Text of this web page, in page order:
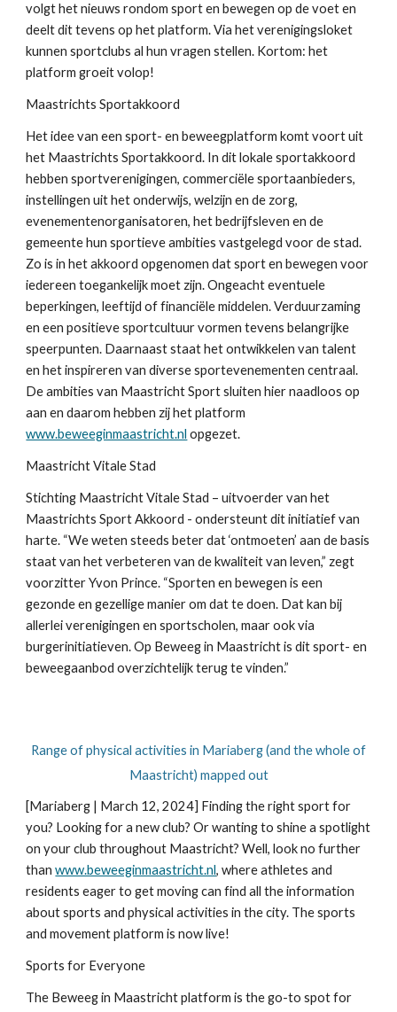
volgt het nieuws rondom sport en bewegen op de voet en
deelt dit tevens op het platform. Via het verenigingsloket
kunnen sportclubs al hun vragen stellen. Kortom: het
platform groeit volop!
Maastrichts Sportakkoord
Het idee van een sport- en beweegplatform komt voort uit
het Maastrichts Sportakkoord. In dit lokale sportakkoord
hebben sportverenigingen, commerciële sportaanbieders,
instellingen uit het onderwijs, welzijn en de zorg,
evenementenorganisatoren, het bedrijfsleven en de
gemeente hun sportieve ambities vastgelegd voor de stad.
Zo is in het akkoord opgenomen dat sport en bewegen voor
iedereen toegankelijk moet zijn. Ongeacht eventuele
beperkingen, leeftijd of financiële middelen. Verduurzaming
en een positieve sportcultuur vormen tevens belangrijke
speerpunten. Daarnaast staat het ontwikkelen van talent
en het inspireren van diverse sportevenementen centraal.
De ambities van Maastricht Sport sluiten hier naadloos op
aan en daarom hebben zij het platform
www.beweeginmaastricht.nl opgezet.
Maastricht Vitale Stad
Stichting Maastricht Vitale Stad – uitvoerder van het
Maastrichts Sport Akkoord - ondersteunt dit initiatief van
harte. “We weten steeds beter dat ‘ontmoeten’ aan de basis
staat van het verbeteren van de kwaliteit van leven,” zegt
voorzitter Yvon Prince. “Sporten en bewegen is een
gezonde en gezellige manier om dat te doen. Dat kan bij
allerlei verenigingen en sportscholen, maar ook via
burgerinitiatieven. Op Beweeg in Maastricht is dit sport- en
beweegaanbod overzichtelijk terug te vinden.”
Range of physical activities in Mariaberg (and the whole of
Maastricht) mapped out
[Mariaberg | March 12, 2024] Finding the right sport for
you? Looking for a new club? Or wanting to shine a spotlight
on your club throughout Maastricht? Well, look no further
thanwww.beweeginmaastricht.nl, where athletes and
residents eager to get moving can find all the information
about sports and physical activities in the city. The sports
and movement platform is now live!
Sports for Everyone
The Beweeg in Maastricht platform is the go-to spot for